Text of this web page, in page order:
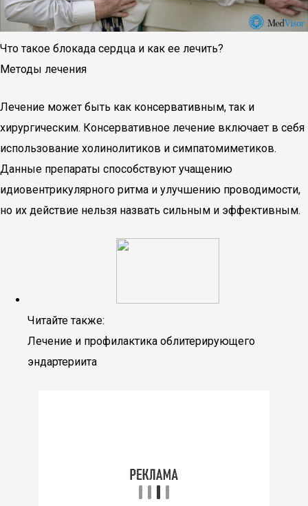
Что такое блокада сердца и как ее лечить?
Методы лечения
Лечение может быть как консервативным, так и
хирургическим. Консервативное лечение включает в себя
использование холинолитиков и симпатомиметиков.
Данные препараты способствуют учащению
идиовентрикулярного ритма и улучшению проводимости,
но их действие нельзя назвать сильным и эффективным.
Читайте также:
Лечение и профилактика облитерирующего
эндартериита